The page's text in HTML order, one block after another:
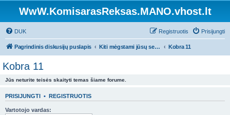
WwW.KomisarasReksas.MANO.vhost.lt
DUK Prisijungti
Registruotis
Pagrindinis diskusijų puslapis Kiti mėgstami jūsų serialai . Čia diskutuokit apie kitus rodomus tv serialus . Kobra 11
Kobra 11
Jūs neturite teisės skaityti temas šiame forume.
PRISIJUNGTI • REGISTRUOTIS
Vartotojo vardas: